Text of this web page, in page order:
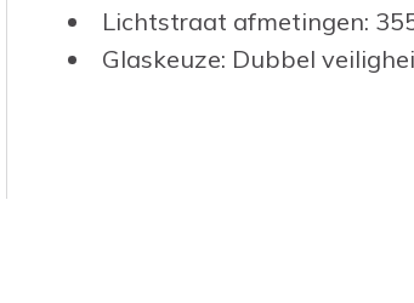
Lichtstraat afmetingen:
Glaskeuze: Dubbel